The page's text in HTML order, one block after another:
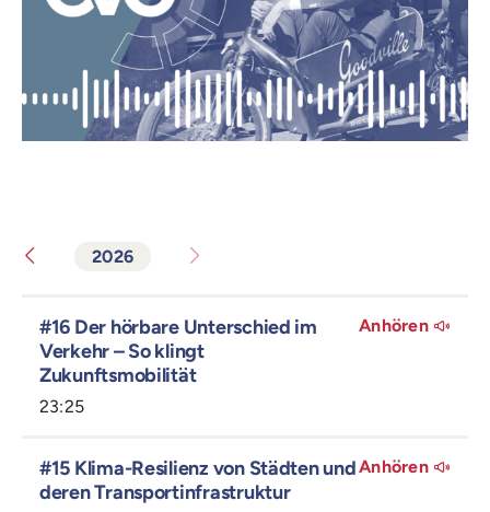
2026
#16 Der hörbare Unterschied im
Verkehr – So klingt
Zukunftsmobilität
23:25
Anhören
#15 Klima-Resilienz von Städten und
deren Transportinfrastruktur
Anhören